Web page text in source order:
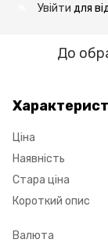
Увійти для
До
Ціна
Наявність
Стара ціна
Короткий опис
Валюта